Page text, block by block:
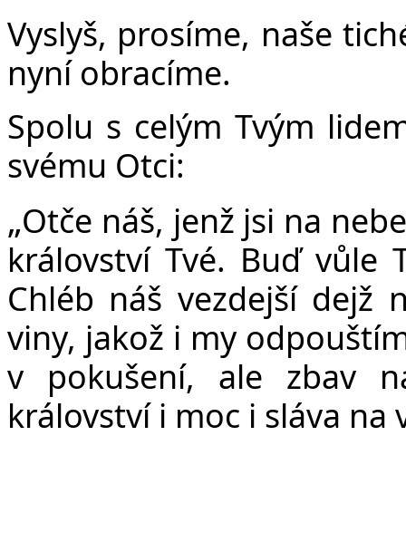
Vyslyš, prosíme, naše
nyní obracíme.
Spolu s celým Tvým
svému Otci:
„Otče náš, jenž jsi na
království Tvé. Buďvůle
Chléb náš vezdejší dejž
viny, jakož i my odpouš
v pokušení, ale zbav
království i moc i sláva na